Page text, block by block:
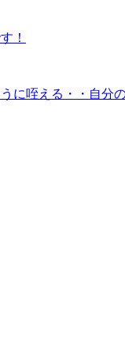
！
に咥える・・自